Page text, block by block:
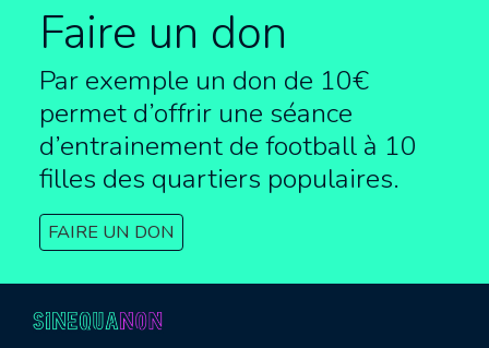
Faire un don
Par exemple un don de 10€
permet d’offrir une séance
d’entrainement de football à 10
filles des quartiers populaires.
FAIRE UN DON